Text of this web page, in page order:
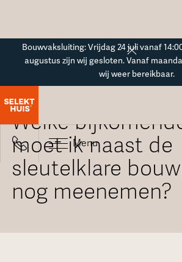
Bouwvaksluiting: Vrijdag 24 juli vanaf
augustus zijn wij gesloten. Vanaf
wij weer bereikbaar.
Menu
Welke
moet ik naast de
sleutelklare
nog meenemen?